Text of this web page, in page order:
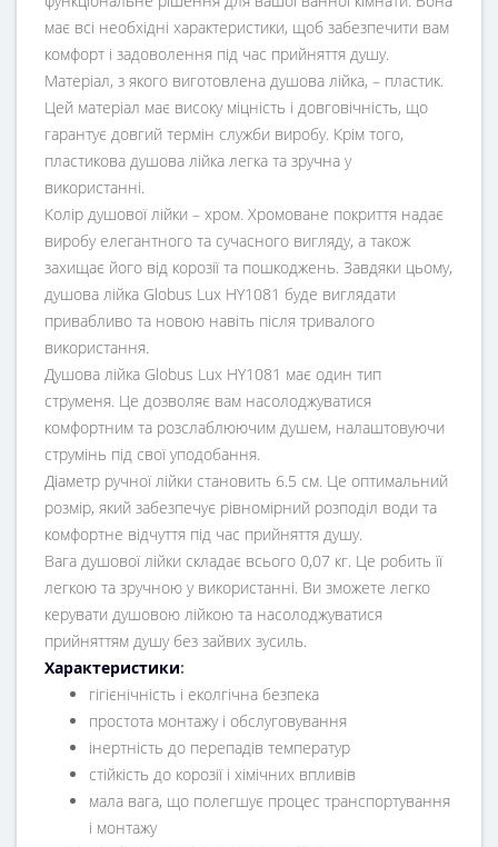
має всі необхідні характеристики, щоб забезпечити вам
комфорт і задоволення під час прийняття душу.
Матеріал, з якого виготовлена ​​душова лійка, – пластик.
Цей матеріал має високу міцність і довговічність, що
гарантує довгий термін служби виробу. Крім того,
пластикова душова лійка легка та зручна у
використанні.
Колір душової лійки – хром. Хромоване покриття надає
виробу елегантного та сучасного вигляду, а також
захищає його від корозії та пошкоджень. Завдяки цьому,
душова лійка Globus Lux HY1081 буде виглядати
привабливо та новою навіть після тривалого
використання.
Душова лійка Globus Lux HY1081 має один тип
струменя. Це дозволяє вам насолоджуватися
комфортним та розслаблюючим душем, налаштовуючи
струмінь під свої уподобання.
Діаметр ручної лійки становить 6.5 см. Це оптимальний
розмір, який забезпечує рівномірний розподіл води та
комфортне відчуття під час прийняття душу.
Вага душової лійки складає всього 0,07 кг. Це робить її
легкою та зручною у використанні. Ви зможете легко
керувати душовою лійкою та насолоджуватися
прийняттям душу без зайвих зусиль.
Характеристики:
гігієнічність і еколгічна безпека
простота монтажу і обслуговування
інертність до перепадів температур
стійкість до корозії і хімічних впливів
мала вага, що полегшує процес транспортування
і монтажу